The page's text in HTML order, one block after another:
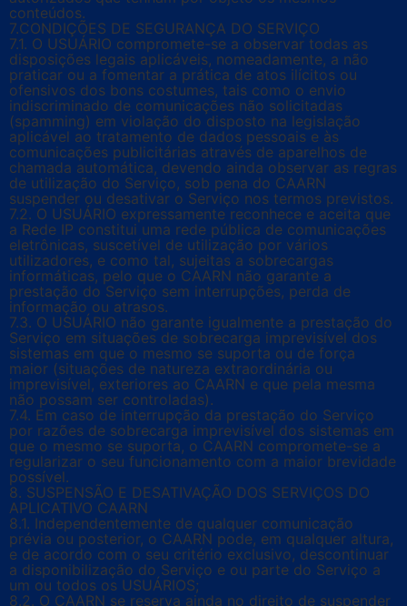
conteúdos.
7.CONDIÇÕES DE SEGURANÇA DO SERVIÇO
7.1. O USUÁRIO compromete-se a observar todas as
disposições legais aplicáveis, nomeadamente, a não
praticar ou a fomentar a prática de atos ilícitos ou
ofensivos dos bons costumes, tais como o envio
indiscriminado de comunicações não solicitadas
(spamming) em violação do disposto na legislação
aplicável ao tratamento de dados pessoais e às
comunicações publicitárias através de aparelhos de
chamada automática, devendo ainda observar as regras
de utilização do Serviço, sob pena do CAARN
suspender ou desativar o Serviço nos termos previstos.
7.2. O USUÁRIO expressamente reconhece e aceita que
a Rede IP constitui uma rede pública de comunicações
eletrônicas, suscetível de utilização por vários
utilizadores, e como tal, sujeitas a sobrecargas
informáticas, pelo que o CAARN não garante a
prestação do Serviço sem interrupções, perda de
informação ou atrasos.
7.3. O USUÁRIO não garante igualmente a prestação do
Serviço em situações de sobrecarga imprevisível dos
sistemas em que o mesmo se suporta ou de força
maior (situações de natureza extraordinária ou
imprevisível, exteriores ao CAARN e que pela mesma
não possam ser controladas).
7.4. Em caso de interrupção da prestação do Serviço
por razões de sobrecarga imprevisível dos sistemas em
que o mesmo se suporta, o CAARN compromete-se a
regularizar o seu funcionamento com a maior brevidade
possível.
8. SUSPENSÃO E DESATIVAÇÃO DOS SERVIÇOS DO
APLICATIVO CAARN
8.1. Independentemente de qualquer comunicação
prévia ou posterior, o CAARN pode, em qualquer altura,
e de acordo com o seu critério exclusivo, descontinuar
a disponibilização do Serviço e ou parte do Serviço a
um ou todos os USUÁRIOS;
8.2. O CAARN se reserva ainda no direito de suspender